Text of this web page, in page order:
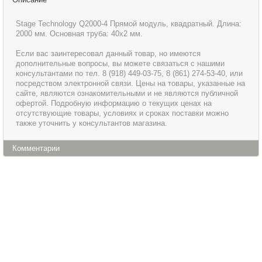
Stage Technology Q2000-4 Прямой модуль, квадратный. Длина:
2000 мм. Основная труба: 40х2 мм.
Если вас заинтересовал данный товар, но имеются
дополнительные вопросы, вы можете связаться с нашими
консультантами по тел. 8 (918) 449-03-75, 8 (861) 274-53-40, или
посредством электронной связи. Цены на товары, указанные на
сайте, являются ознакомительными и не являются публичной
офертой. Подробную информацию о текущих ценах на
отсутствующие товары, условиях и сроках поставки можно
также уточнить у консультантов магазина.
Комментарии